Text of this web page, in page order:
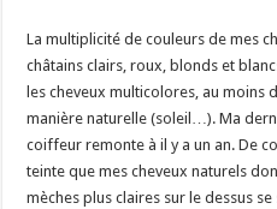
La multiplicité de couleurs de mes
châtains clairs, roux, blonds et
les cheveux multicolores, au moins
manière naturelle (soleil…). Ma
coiffeur remonte à il y a un an. De
teinte que mes cheveux naturels
mèches plus claires sur le dessus